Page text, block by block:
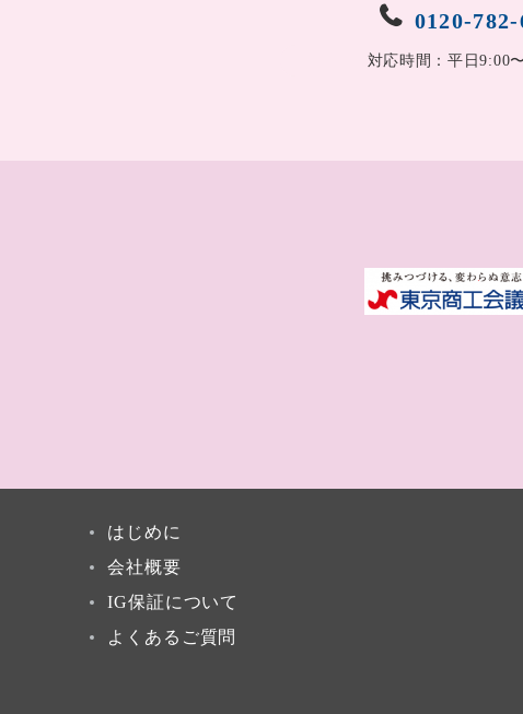
0120-782-
対応時間：平日9:00
はじめに
会社概要
IG保証について
よくあるご質問